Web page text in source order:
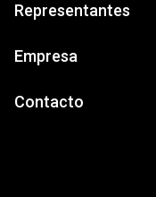
Representantes
Empresa
Contacto